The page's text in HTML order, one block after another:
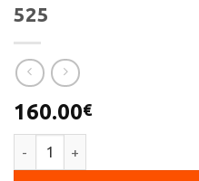
525
160.00€